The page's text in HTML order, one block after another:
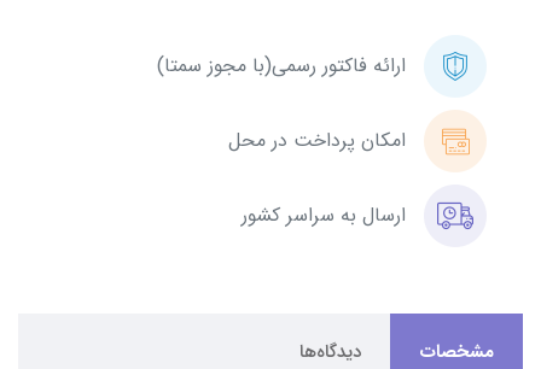
ارائه فاکتور رسمی(با مجوز سمتا)
امکان پرداخت در محل
ارسال به سراسر کشور
مشخصات دیدگاه‌ها